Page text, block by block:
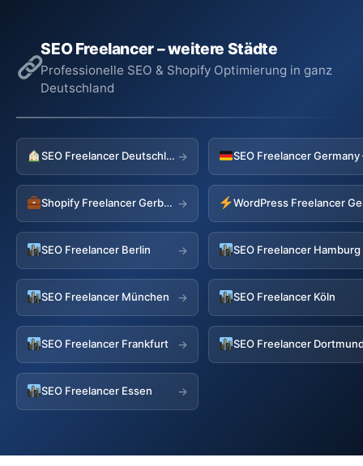
SEO Freelancer – weitere Städte
Professionelle SEO & Shopify Optimierung in ganz
Deutschland
SEO Freelancer Deutschland →
Shopify Freelancer Gerbstedt → WordPress Freelancer
SEO Freelancer Berlin → SEO Freelancer Hamburg
SEO Freelancer München → SEO Freelancer Köln
SEO Freelancer Frankfurt → SEO Freelancer
SEO Freelancer Essen →